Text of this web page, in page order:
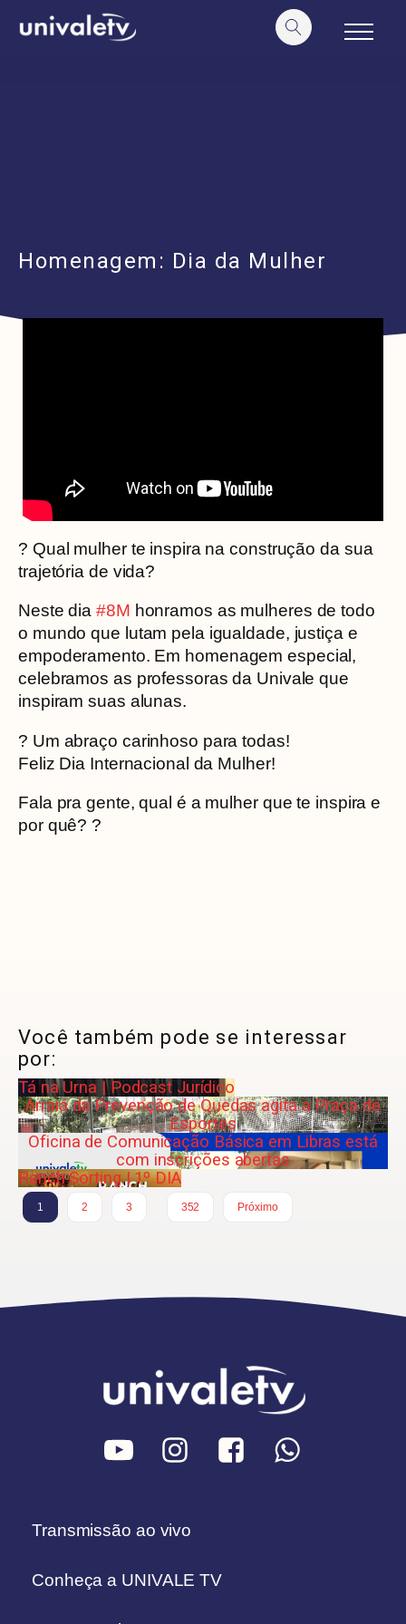
conteúdo
Homenagem: Dia da Mulher
? Qual mulher te inspira na construção da sua
trajetória de vida?
Neste dia#8M honramos as mulheres de todo
o mundo que lutam pela igualdade, justiça e
empoderamento. Em homenagem especial,
celebramos as professoras da Univale que
inspiram suas alunas.
? Um abraço carinhoso para todas!
Feliz Dia Internacional da Mulher!
Fala pra gente, qual é a mulher que te inspira e
por quê? ?
Você também pode se interessar
por:
Tá na Urna | Podcast Jurídico
Arraiá da Prevenção de Quedas agita a Praça de
Esportes
Oficina de Comunicação Básica em Libras está
com inscrições abertas
Ranch Sorting | 1º DIA
1 2 3
352
Próximo
Transmissão ao vivo
Conheça a UNIVALE TV